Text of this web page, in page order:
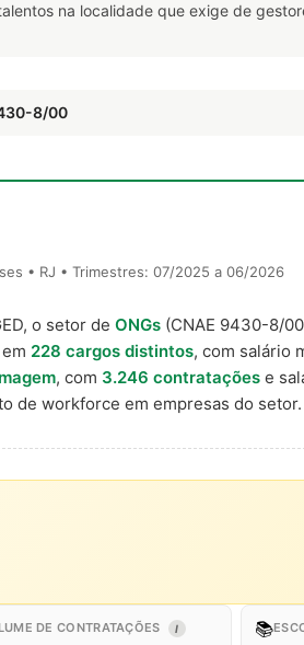
na localidade que exige de
8/00
• RJ • Trimestres: 07/2025 a 06/2026
o setor de ONGs (CNAE 9430-8/
228 cargos distintos, com salário
, com 3.246 contratações e
de workforce em empresas do setor.
DE CONTRATAÇÕES I 📚